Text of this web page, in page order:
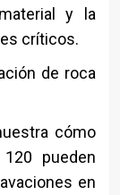
y la
críticos.
de roca
cómo
pueden
en